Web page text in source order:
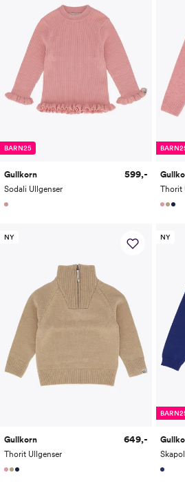
BARN25
Gullkorn
Sodali Ullgenser
599,-
Thorit
NY
Gullkorn
Thorit Ullgenser
649,-
NY